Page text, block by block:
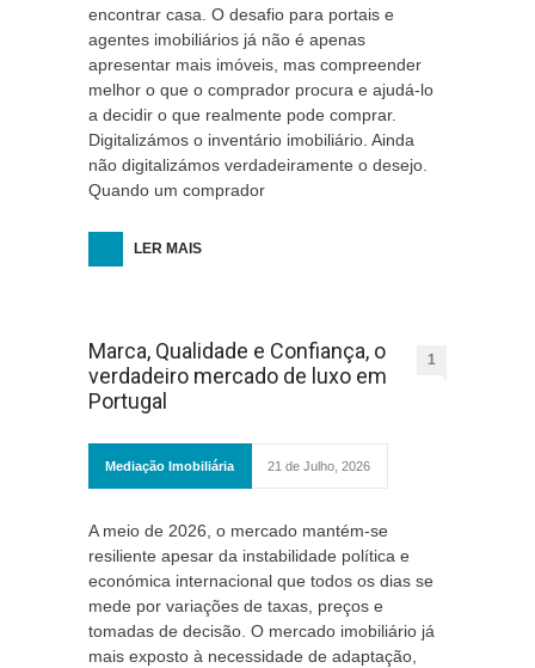
encontrar casa. O desafio para portais e
agentes imobiliários já não é apenas
apresentar mais imóveis, mas compreender
melhor o que o comprador procura e ajudá-lo
a decidir o que realmente pode comprar.
Digitalizámos o inventário imobiliário. Ainda
não digitalizámos verdadeiramente o desejo.
Quando um comprador
LER MAIS
Marca, Qualidade e Confiança, o
verdadeiro mercado de luxo em
Portugal
1
Mediação Imobiliária 21 de Julho, 2026
A meio de 2026, o mercado mantém-se
resiliente apesar da instabilidade política e
económica internacional que todos os dias se
mede por variações de taxas, preços e
tomadas de decisão. O mercado imobiliário já
mais exposto à necessidade de adaptação,